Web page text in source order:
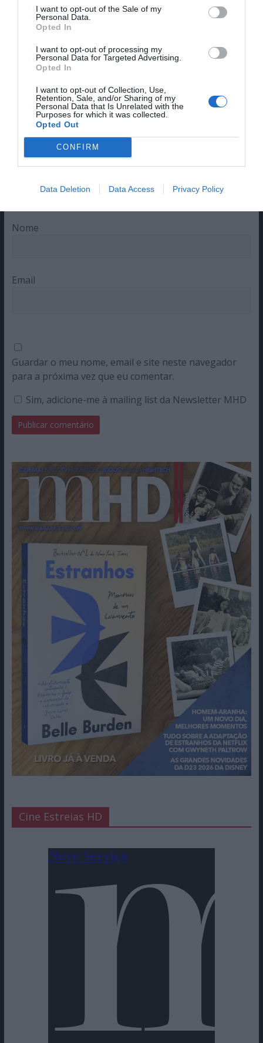
I want to opt-out of the Sale of my
Personal Data.
Opted In
I want to opt-out of processing my
Personal Data for Targeted Advertising.
Opted In
I want to opt-out of Collection, Use,
Retention, Sale, and/or Sharing of my
Personal Data that Is Unrelated with the
Purposes for which it was collected.
Opted Out
CONFIRM
Data Deletion Data Access Privacy Policy
Nolan e não sabia da existência do livro. Já é
tempo de alguém olhar para este filme com olhos
de ver e lhe dar o merecido valor. Agora vou dar
uma vista de olhos ao livro.
Deixe um comentário
O seu endereço de email não será publicado.Campos
obrigatórios marcados com
Nome
Email
Guardar o meu nome, email e site neste navegador
para a próxima vez que eu comentar.
Sim, adicione-me à mailing list da Newsletter MHD
Cine Estreias HD